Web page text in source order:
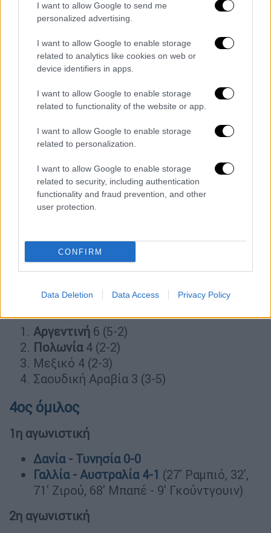
I want to allow Google to send me
personalized advertising.
I want to allow Google to enable storage
related to analytics like cookies on web or
device identifiers in apps.
I want to allow Google to enable storage
related to functionality of the website or app.
I want to allow Google to enable storage
related to personalization.
I want to allow Google to enable storage
related to security, including authentication
functionality and fraud prevention, and other
user protection.
CONFIRM
Data Deletion Data Access Privacy Policy
1η αγωνιστική
(10'
πέν. Μέσι - 49' Αλ Σεχρί, 53'
Αλνταουσαρί)
2η αγωνιστική
Πολωνία - Σαουδική Αραβία 2-0
(39'
Πιότρ Ζιελίνσκι - 82' Λεβαντόφσκι)
Αργεντινή - Μεξικό 2-0( 64' Μέσι - 87'
Ένζο Φερνάντες)
3η αγωνιστική
Άλιστερ, 67' Άλβαρες)
Σαουδική Αραβία - Μεξικό 1-2
Αργεντινή 6 (5-2)
Πολωνία4 (2-2)
Μεξικό 4 (2-3)
Σαουδική Αραβία 3 (3-5)
4ος όμιλος
1η αγωνιστική
Δανία - Τυνησία 0-0
Γαλλία - Αυστραλία 4-1 (27' Ραμπιό, 32',
71' Ζιρού, 68' Μπαπέ - 9' Γκούντγουιν)
2η αγωνιστική